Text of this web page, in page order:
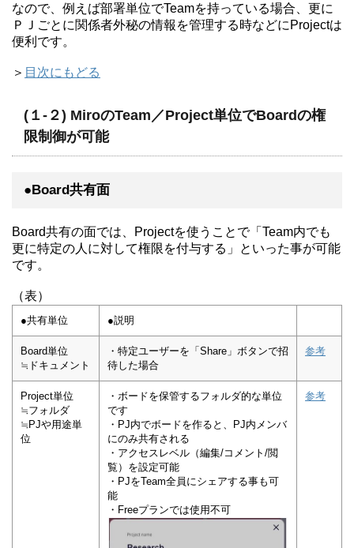
なので、例えば部署単位でTeamを持っている場合、更に
ＰＪごとに関係者外秘の情報を管理する時などにProjectは
便利です。
＞ 目次にもどる
(１-２) MiroのTeam／Project単位でBoardの権
限制御が可能
●Board共有面
Board共有の面では、Projectを使うことで「Team内でも
更に特定の人に対して権限を付与する」といった事が可能
です。
（表）
●共有単位 ●説明
Board単位
≒ドキュメント
・特定ユーザーを「Share」ボタンで招
待した場合
参考
Project単位
≒フォルダ
≒PJや用途単
位
・ボードを保管するフォルダ的な単位
です
・PJ内でボードを作ると、PJ内メンバ
にのみ共有される
・アクセスレベル（編集/コメント/閲
覧）を設定可能
・PJをTeam全員にシェアする事も可
能
・Freeプランでは使用不可
参考